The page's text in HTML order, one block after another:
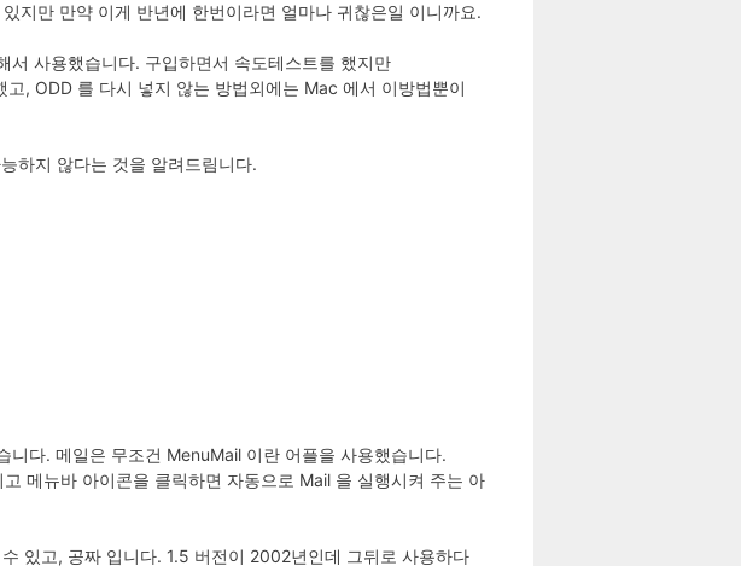
지만 만약 이게 반년에 한번이라면 얼마나 귀찮은일 이니까요.
서 사용했습니다. 구입하면서 속도테스트를 했지만
, ODD 를 다시 넣지 않는 방법외에는 Mac 에서 이방법뿐이
하지 않다는 것을 알려드림니다.
다. 메일은 무조건 MenuMail 이란 어플을 사용했습니다.
메뉴바 아이콘을 클릭하면 자동으로 Mail 을 실행시켜 주는 아
있고, 공짜 입니다. 1.5 버전이 2002년인데 그뒤로 사용하다